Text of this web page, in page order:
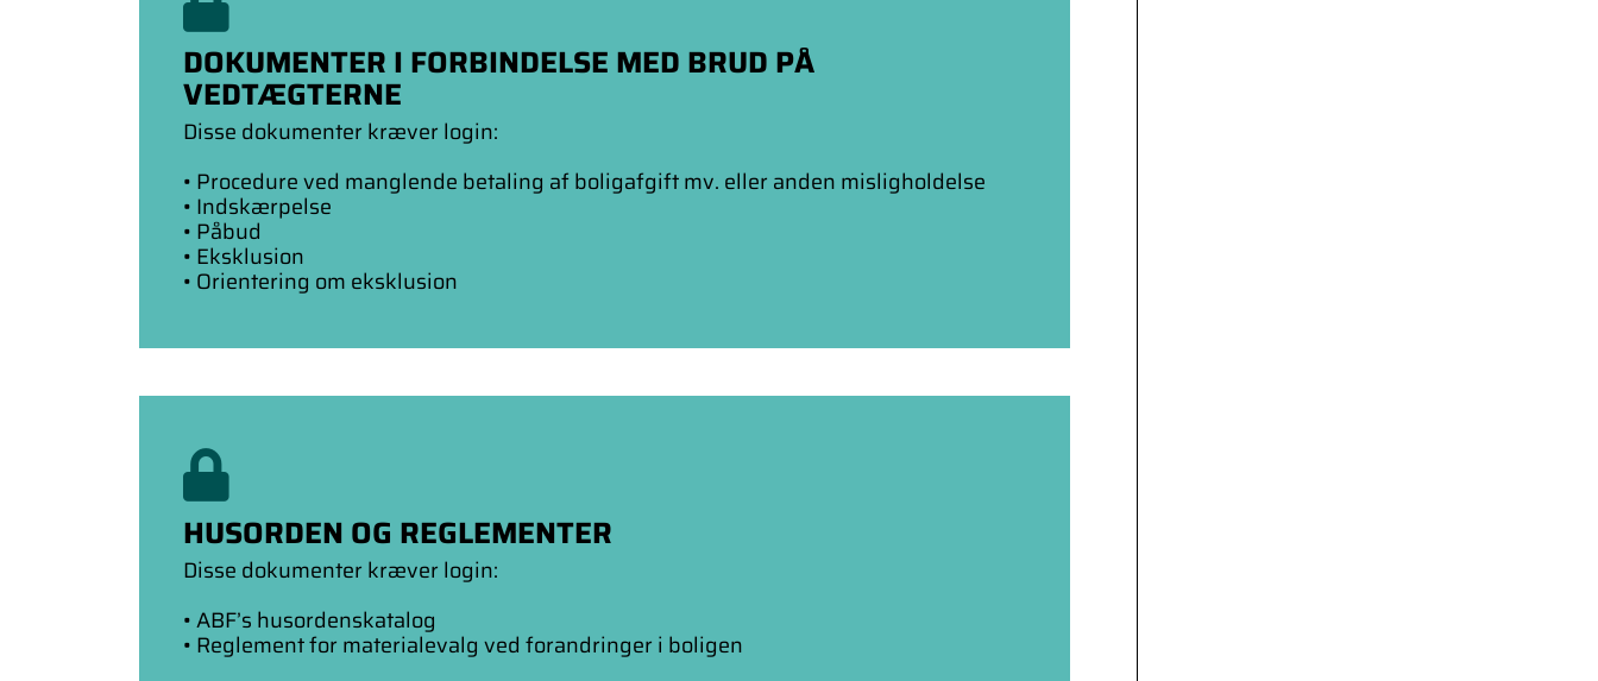
DOKUMENTER I FORBINDELSE MED BRUD PÅ
VEDTÆGTERNE
Disse dokumenter kræver login:
• Procedure ved manglende betaling af boligafgift mv. eller anden misligholdelse
• Indskærpelse
• Påbud
• Eksklusion
• Orientering om eksklusion
HUSORDEN OG REGLEMENTER
Disse dokumenter kræver login:
• ABF’s husordenskatalog
• Reglement for materialevalg ved forandringer i boligen